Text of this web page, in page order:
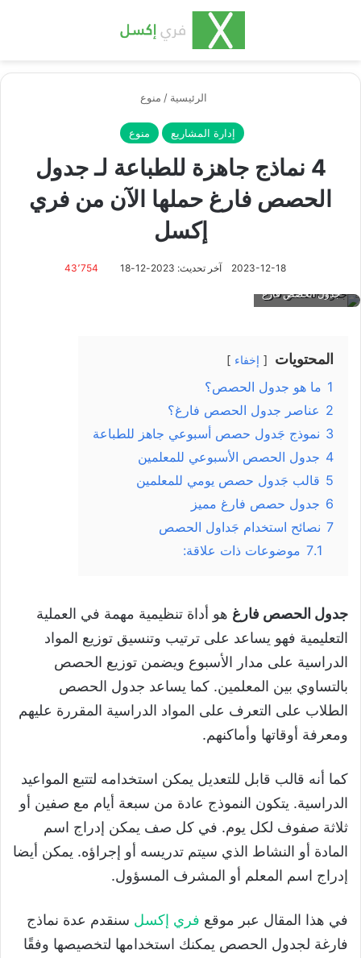
الرئيسية / منوع
إدارة المشاريع منوع
4 نماذج جاهزة للطباعة لـ جدول
الحصص فارغ حملها الآن من فري
إكسل
2023-12-18 آخر تحديث: 2023-12-18 43٬754
جدول الحصص فارغ
المحتويات إخفاء
1 ما هو جدول الحصص؟
2 عناصر جدول الحصص فارغ؟
3 نموذج جَدول حصص أسبوعي جاهز للطباعة
4 جدول الحصص الأسبوعي للمعلمين
5 قالب جَدول حصص يومي للمعلمين
6 جدول حصص فارغ مميز
7 نصائح استخدام جَداول الحصص
7.1 موضوعات ذات علاقة:
جدول الحصص فارغ هو أداة تنظيمية مهمة في العملية
التعليمية فهو يساعد على ترتيب وتنسيق توزيع المواد
الدراسية على مدار الأسبوع ويضمن توزيع الحصص
بالتساوي بين المعلمين. كما يساعد جدول الحصص
الطلاب على التعرف على المواد الدراسية المقررة عليهم
ومعرفة أوقاتها وأماكنهم.
كما أنه قالب قابل للتعديل يمكن استخدامه لتتبع المواعيد
الدراسية. يتكون النموذج عادة من سبعة أيام مع صفين أو
ثلاثة صفوف لكل يوم. في كل صف يمكن إدراج اسم
المادة أو النشاط الذي سيتم تدريسه أو إجراؤه. يمكن أيضا
إدراج اسم المعلم أو المشرف المسؤول.
في هذا المقال عبر موقع فري إكسل سنقدم عدة نماذج
فارغة لجدول الحصص يمكنك استخدامها لتخصيصها وفقًا